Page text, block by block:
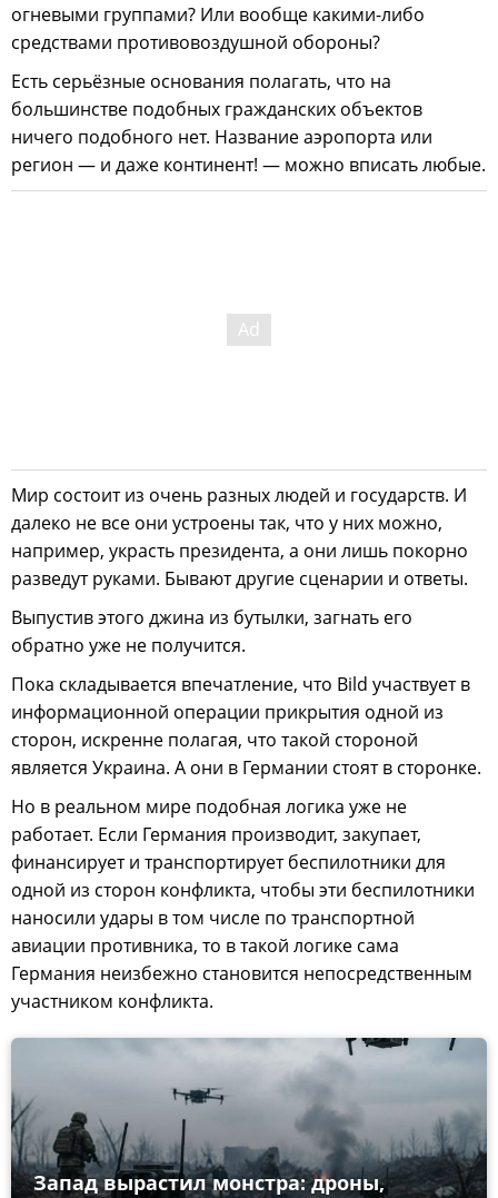
огневыми группами? Или вообще какими-либо
средствами противовоздушной обороны?
Есть серьёзные основания полагать, что на
большинстве подобных гражданских объектов
ничего подобного нет. Название аэропорта или
регион — и даже континент! — можно вписать любые.
Мир состоит из очень разных людей и государств. И
далеко не все они устроены так, что у них можно,
например, украсть президента, а они лишь покорно
разведут руками. Бывают другие сценарии и ответы.
Выпустив этого джина из бутылки, загнать его
обратно уже не получится.
Пока складывается впечатление, что Bild участвует в
информационной операции прикрытия одной из
сторон, искренне полагая, что такой стороной
является Украина. А они в Германии стоят в сторонке.
Но в реальном мире подобная логика уже не
работает. Если Германия производит, закупает,
финансирует и транспортирует беспилотники для
одной из сторон конфликта, чтобы эти беспилотники
наносили удары в том числе по транспортной
авиации противника, то в такой логике сама
Германия неизбежно становится непосредственным
участником конфликта.
Запад вырастил монстра: дроны,